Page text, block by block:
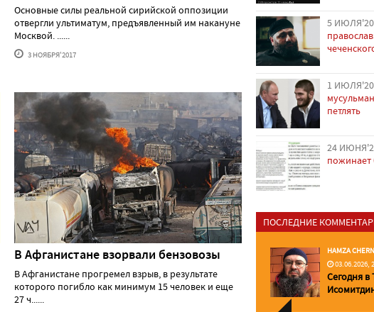
Основные силы реальной сирийской оппозиции
отвергли ультиматум, предъявленный им накануне
Москвой. ......
3 НОЯБРЯ'2017
В Афганистане взорвали бензовозы
В Афганистане прогремел взрыв, в результате
которого погибло как минимум 15 человек и еще
27 ч......
5
1
петлять
24
ПОСЛЕДНИЕ
HAMZA
03.06.2026,
Сегодня